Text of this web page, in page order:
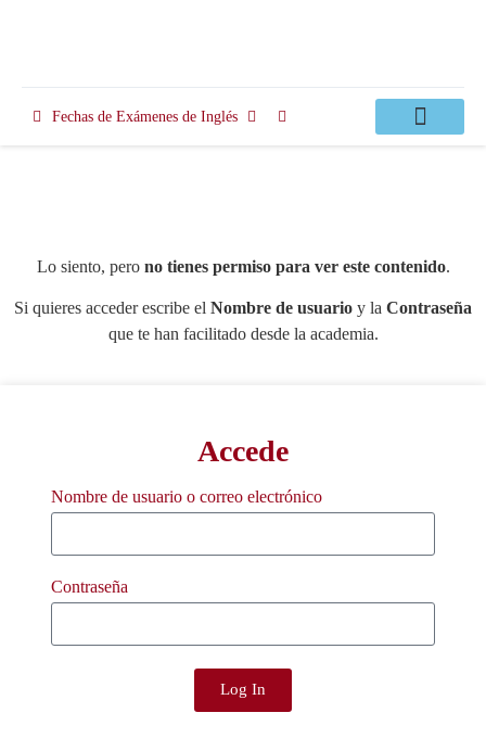
Fechas de Exámenes de Inglés
Lo siento, perono tienes permiso para ver este contenido.
Si quieres acceder escribe el Nombre de usuario y la Contraseña
que te han facilitado desde la academia.
Accede
Nombre de usuario o correo electrónico
Contraseña
Log In